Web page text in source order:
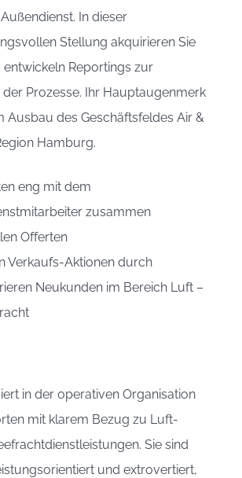
In dieser
Stellung akquirieren Sie
entwickeln Reportings zur
Prozesse. Ihr Hauptaugenmerk
Ausbau des Geschäftsfeldes Air &
Hamburg.
eng mit dem
zusammen
Offerten
Verkaufs-Aktionen durch
Neukunden im Bereich Luft –
in der operativen Organisation
mit klarem Bezug zu Luft-
Sie sind
und extrovertiert,